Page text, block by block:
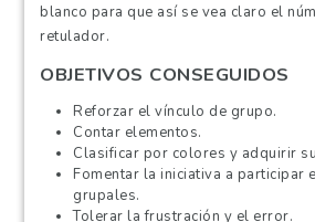
blanco para que así se vea claro el
retulador.
OBJETIVOS CONSEGUIDOS
Reforzar el vínculo de grupo.
Contar elementos.
Clasificar por colores y adquirir
Fomentar la iniciativa a participar
grupales.
Tolerar la frustración y el error.